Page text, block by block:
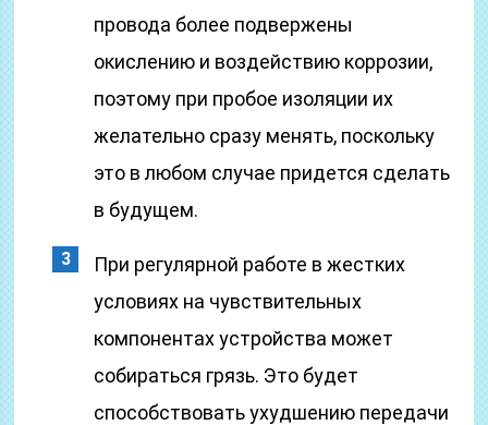
провода более подвержены
окислению и воздействию коррозии,
поэтому при пробое изоляции их
желательно сразу менять, поскольку
это в любом случае придется сделать
в будущем.
При регулярной работе в жестких
условиях на чувствительных
компонентах устройства может
собираться грязь. Это будет
способствовать ухудшению передачи